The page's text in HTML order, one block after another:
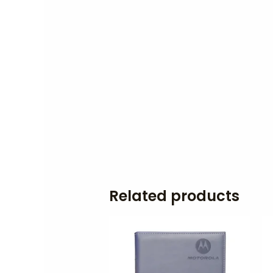
Related products